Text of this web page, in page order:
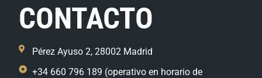
CONTACTO
Pérez Ayuso 2, 28002 Madrid
+34 660 796 189 (operativo en horario de